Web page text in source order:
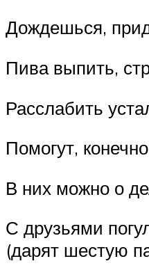
Дождешься,
Пива выпить,
Расслабить
Помогут,
В них можно о
С друзьями
(дарят шестую